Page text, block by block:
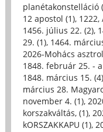
planétakonstelláció
12 apostol (1),
1456. július 22. (2),
29. (1), 1464.
2026-Mohács
1848. február 25. -
1848. március 15. (4)
március 28.
november 4. (1),
korszakváltás, (1),
kORSZAKKAPU (1),